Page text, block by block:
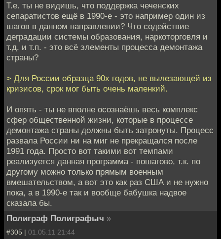
Т.е. ты не видишь, что поддержка чеченских
сепаратистов ещё в 1990-е - это например один из
шагов в данном направлении? Что содействие
деградации системы образования, наркоторговля и
т.д. и т.п. - это всё элементы процесса демонтажа
страны?
> Для России образца 90х годов, не вылезающей из
кризисов, срок мог быть очень маленкий.
И опять - ты не вполне осознаёшь весь комплекс
сфер общественной жизни, которые в процессе
демонтажа страны должны быть затронуты. Процесс
развала России ни на миг не прекращался после
1991 года. Просто вот такими вот темпами
реализуется данная программа - пошагово, т.к. по
другому можно только прямым военным
вмешательством, а вот это как раз США и не нужно
пока, а в 1990-е так и вообще бабушка надвое
сказала бы.
Полиграф Полиграфыч »
#305 | 01.05.11 21:44